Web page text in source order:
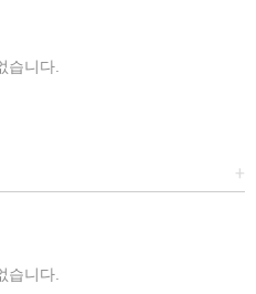
습니다.
+
습니다.